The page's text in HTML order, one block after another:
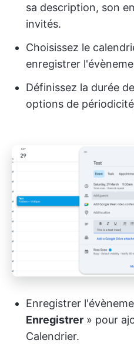
sa description, son
invités.
Choisissez le
enregistrer
Définissez la durée
options de
Enregistrer
Enregistrer » pour
Calendrier.